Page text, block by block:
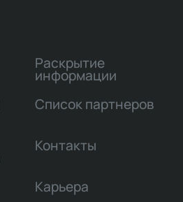
Раскрытие
информации
Список партнеров
Контакты
Карьера